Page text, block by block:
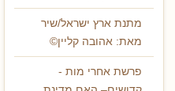
מתנת ארץ ישראל/שיר
מאת: אהובה קליין©
פרשת אחרי מות -